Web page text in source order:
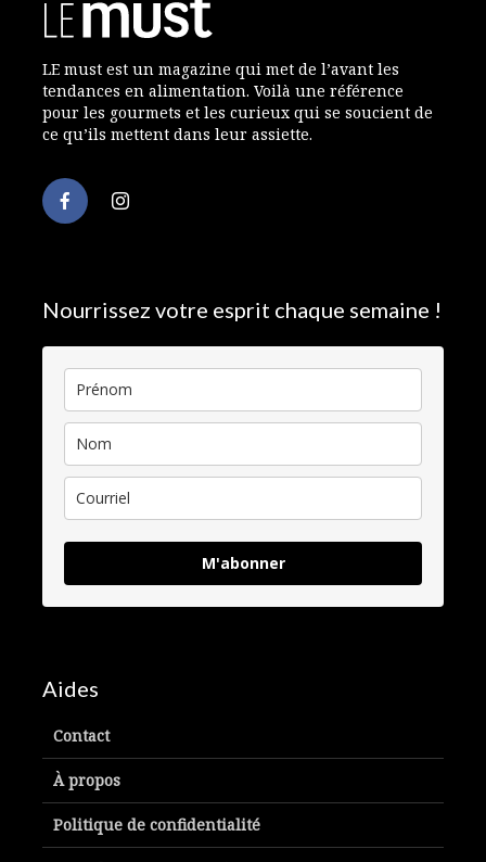
LE must est un magazine qui met de l’avant les
tendances en alimentation. Voilà une référence
pour les gourmets et les curieux qui se soucient de
ce qu’ils mettent dans leur assiette.
Nourrissez votre esprit chaque semaine !
M'abonner
Aides
Contact
À propos
Politique de confidentialité